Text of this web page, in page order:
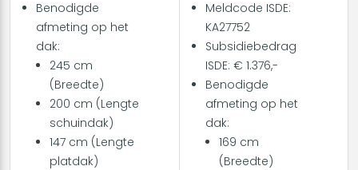
Benodigde
afmeting op het
dak:
245 cm
(Breedte)
200 cm (Lengte
schuindak)
147 cm (Lengte
platdak)
Meldcode ISDE:
KA27752
Subsidiebedrag
ISDE: € 1.376,-
Benodigde
afmeting op het
dak:
169 cm
(Breedte)